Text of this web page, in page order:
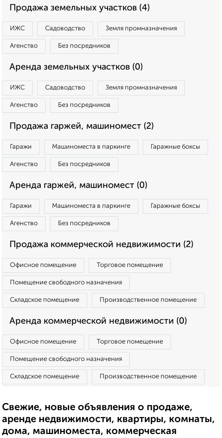
Продажа земельных участков (4)
ИЖС Садоводство Земля промназначения
Агенство Без посредников
Аренда земельных участков (0)
ИЖС Садоводство Земля промназначения
Агенство Без посредников
Продажа гаржей, машиномест (2)
Гаражи Машиноместа в паркинге Гаражные боксы
Агенство Без посредников
Аренда гаржей, машиномест (0)
Гаражи Машиноместа в паркинге Гаражные боксы
Агенство Без посредников
Продажа коммерческой недвижимости (2)
Офисное помещение Торговое помещение
Помещение свободного назначения
Складское помещение Производственное помещение
Аренда коммерческой недвижимости (0)
Офисное помещение Торговое помещение
Помещение свободного назначения
Складское помещение Производственное помещение
Свежие, новые объявления о продаже,
аренде недвижимости, квартиры, комнаты,
дома, машиноместа, коммерческая